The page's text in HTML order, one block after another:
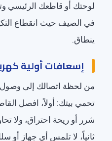
لوحتك أو قاطعك
في الصيف حيث انقطاع
ينطاق.
إسعافات أولية
من لحظة اتصالك إلى
تحمي بيتك: أولاً، افصل
شرر أو ريحة احتراق، ولا
ثانياً، لا تلمس أي جهاز أو